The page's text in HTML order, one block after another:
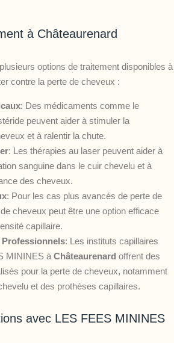
à Châteaurenard
options de traitement disponibles à
contre la perte de cheveux :
: Des médicaments comme le
peuvent aider à stimuler la
et à ralentir la chute.
: Les thérapies au laser peuvent aider à
sanguine dans le cuir chevelu et à
des cheveux.
: Pour les cas plus avancés de perte de
cheveux peut être une option efficace
capillaire.
: Les instituts capillaires
MININES à Châteaurenard offrent des
pour la perte de cheveux, notamment
et des prothèses capillaires.
avec LES FEES MININES